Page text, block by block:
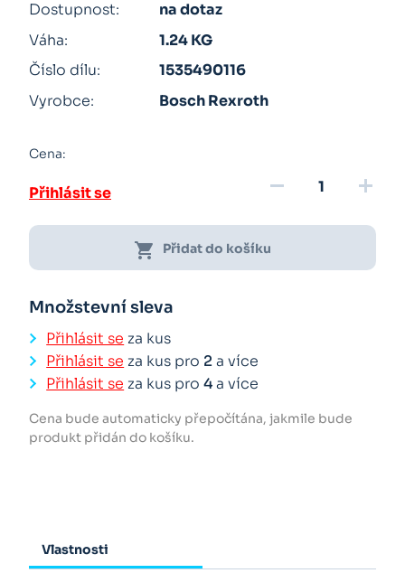
Dostupnost:
na dotaz
Váha:
1.24 KG
Číslo dílu:
1535490116
Vyrobce:
Bosch Rexroth
Cena:
Přihlásit se remove add
shopping_cart Přidat do košíku
Množstevní sleva
Přihlásit se za kus
Přihlásit se za kus pro 2a více
Přihlásit se za kus pro4a více
Cena bude automaticky přepočítána, jakmile bude
produkt přidán do košíku.
Vlastnosti